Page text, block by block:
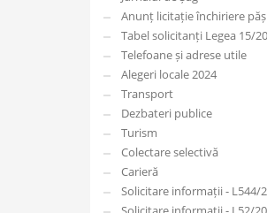
Anunț licitație închiriere
Tabel solicitanți Legea 15/
Telefoane și adrese utile
Alegeri locale 2024
Transport
Dezbateri publice
Turism
Colectare selectivă
Carieră
Solicitare informații - L544/